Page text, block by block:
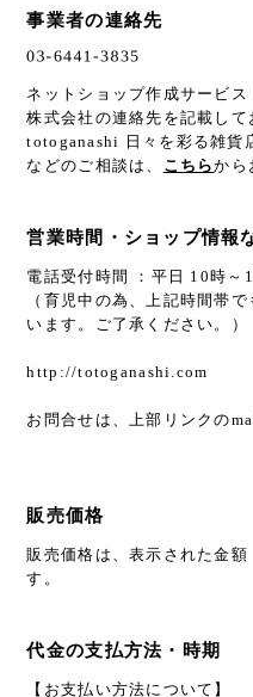
事業者の連絡先
ネットショップ作成サービ
株式会社の連絡先を記載して
totoganashi 日々を彩る雑貨
などのご相談は、 こちらから
営業時間・ショップ情報
電話受付時間 ：平日 10時～
（育児中の為、上記時間帯
います。ご了承ください。）
http://totoganashi.com
お問合せは、上部リンクの
販売価格
販売価格は、表示された金
す。
代金の支払方法・時期
【お支払い方法について】